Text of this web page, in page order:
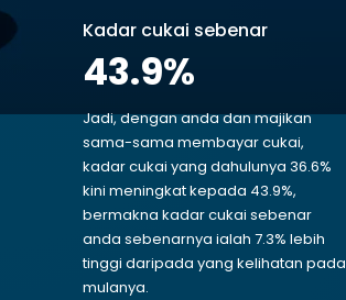
Kadar cukai sebenar
43.9%
Jadi, dengan anda dan majikan
sama-sama membayar cukai,
kadar cukai yang dahulunya 36.6%
kini meningkat kepada 43.9%,
bermakna kadar cukai sebenar
anda sebenarnya ialah 7.3% lebih
tinggi daripada yang kelihatan pada
mulanya.